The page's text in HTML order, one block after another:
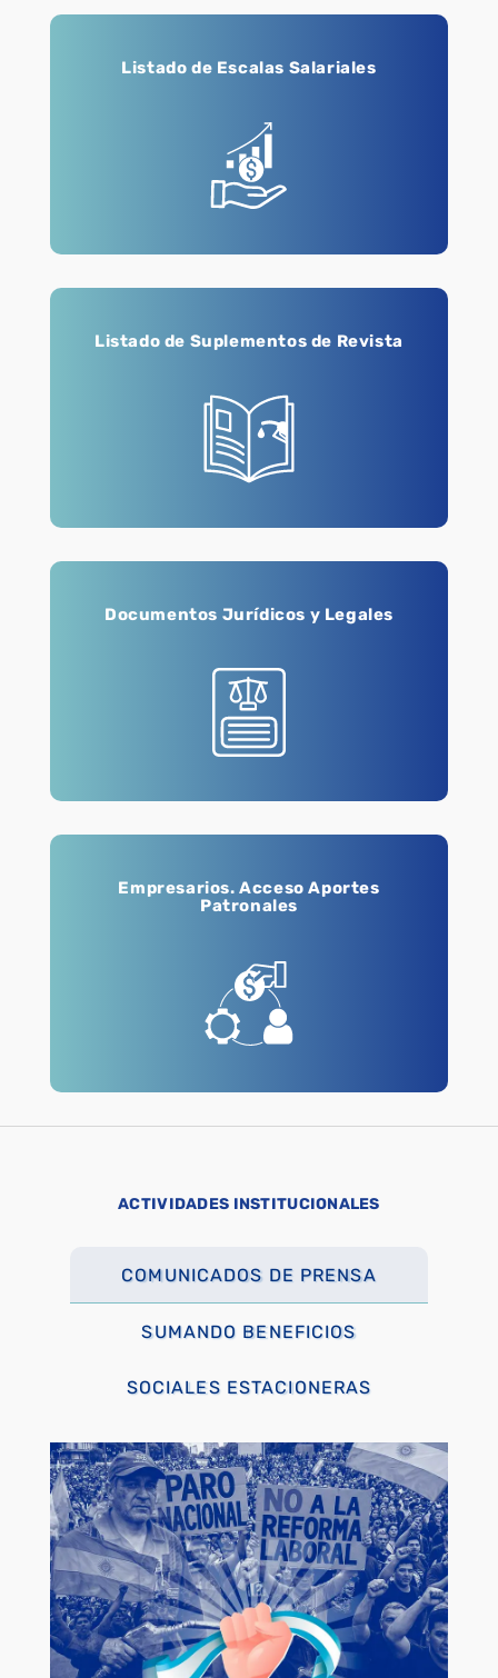
Listado de Escalas Salariales
Listado de Suplementos de Revista
Documentos Jurídicos y Legales
Empresarios. Acceso Aportes
Patronales
ACTIVIDADES INSTITUCIONALES
COMUNICADOS DE PRENSA
SUMANDO BENEFICIOS
SOCIALES ESTACIONERAS